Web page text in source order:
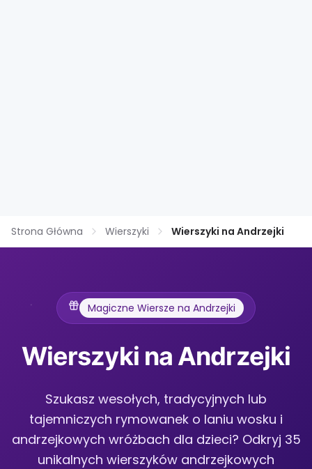
Strona Główna Wierszyki Wierszyki na Andrzejki
Magiczne Wiersze na Andrzejki
Wierszyki na Andrzejki
Szukasz wesołych, tradycyjnych lub
tajemniczych rymowanek o laniu wosku i
andrzejkowych wróżbach dla dzieci? Odkryj 35
unikalnych wierszyków andrzejkowych